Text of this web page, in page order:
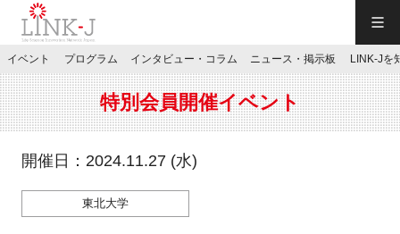
JP／EN
特別会員専用メニュー
イベント プログラム インタビュー・コラム ニュース・掲示板 LINK-Jを
特別会員開催イベント
開催日：2024.11.27 (水)
東北大学